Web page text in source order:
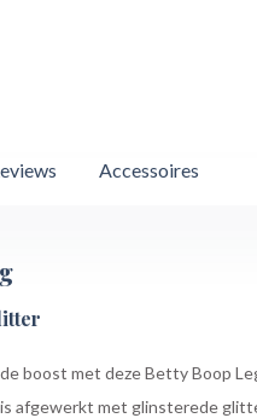
Accessoires
boost met deze Betty Boop
afgewerkt met glinsterede